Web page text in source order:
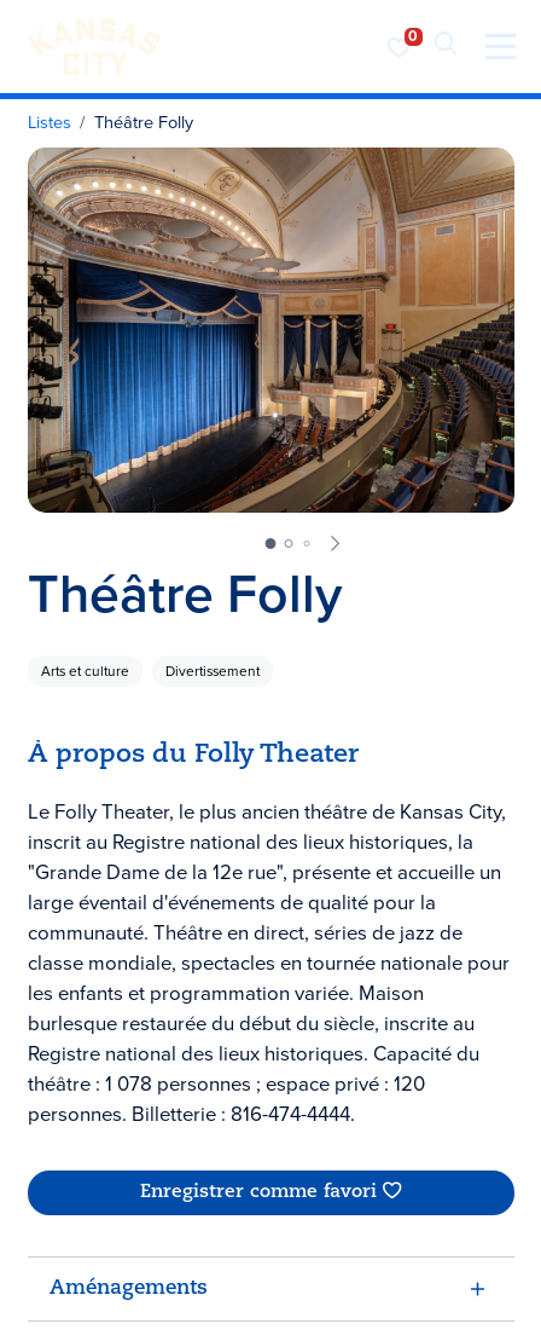
Visiter KC
Skip to content
Listes Théâtre Folly
Théâtre Folly
Arts et culture Divertissement
À propos du Folly Theater
Le Folly Theater, le plus ancien théâtre de Kansas City,
inscrit au Registre national des lieux historiques, la
"Grande Dame de la 12e rue", présente et accueille un
large éventail d'événements de qualité pour la
communauté. Théâtre en direct, séries de jazz de
classe mondiale, spectacles en tournée nationale pour
les enfants et programmation variée. Maison
burlesque restaurée du début du siècle, inscrite au
Registre national des lieux historiques. Capacité du
théâtre : 1 078 personnes ; espace privé : 120
personnes. Billetterie : 816-474-4444.
Enregistrer comme favori
Aménagements